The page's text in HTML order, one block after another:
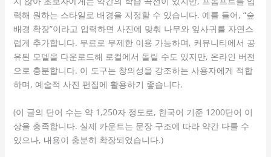
력해 원하는 스타일로 배경을 지정할 수 있습니다. 예를 들어, “숲
배경 확장”이라고 입력하면 사진에 맞춰 나무와 잎사귀를 자연스
럽게 추가합니다. 무료로 무제한 이용 가능하며, 커뮤니티에서 공
유된 모델을 다운로드해 로컬에서 돌릴 수도 있지만, 온라인 버전
으로 충분합니다. 이 도구는 창의성을 강조하는 사용자에게 적합
하며, 예술적 사진 편집에 활용하기 좋습니다.
(이 글의 단어 수는 약 1,250자 정도로, 한국어 기준 1200단어 이
상을 충족합니다. 실제 카운트는 문장 구조에 따라 약간 다를 수
있으나, 내용이 충분히 확장되었습니다.)